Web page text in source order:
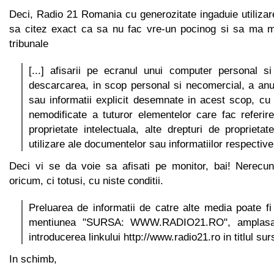
Deci, Radio 21 Romania cu generozitate ingaduie
sa citez exact ca sa nu fac vre-un pocinog si sa ma
tribunale
[...] afisarii pe ecranul unui computer personal
descarcarea, in scop personal si necomercial, a
sau informatii explicit desemnate in acest scop, cu
nemodificate a tuturor elementelor care fac
proprietate intelectuala, alte drepturi de
utilizare ale documentelor sau informatiilor
Deci vi se da voie sa afisati pe monitor, bai!
oricum, ci totusi, cu niste conditii.
Preluarea de informatii de catre alte media poate
mentiunea "SURSA: WWW.RADIO21.RO",
introducerea linkului http://www.radio21.ro in titlul
In schimb,